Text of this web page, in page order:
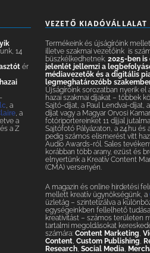
14
ér
, a
, a
a
a Z
VEZETŐ KIADÓVÁLLALAT
Termékeink és újságíróink
illetve szakmai vezetőink is
büszkélkedhetnek. 2025-ben is
jelenlét jellemzi a
médiavezetők és a digitális
legmeghatározóbb
Újságíróink sorozatban nyerik el
hazai szakmai díjakat – többek
Sajtó-díjat, a Paul Lendvai-díjat,
díjat vagy a Magyar Orvosi
fotóriportereinket 11 díjjal
Sajtófotó Pályázaton, a 24.hu és
pedig számos elismerést vitt
Audio Awards-ról. Sales
korábban több arany, ezüst és
elnyertünk a Kreatív Content
(CMA) versenyén.
A magazin és online hirdetési
mellett kreatív ügynökségünk, a
üzletág – szintetizálva a
egységeinkben fellelhető
kreativitást – számos területen
tartalmi megoldásokat
számára: Content Marketing
Content, Custom Publishing
Research, Social Media,